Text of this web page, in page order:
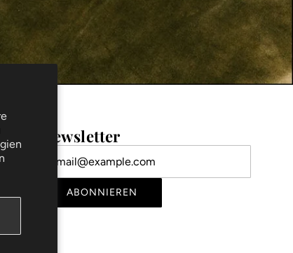
Newsletter
ABONNIEREN